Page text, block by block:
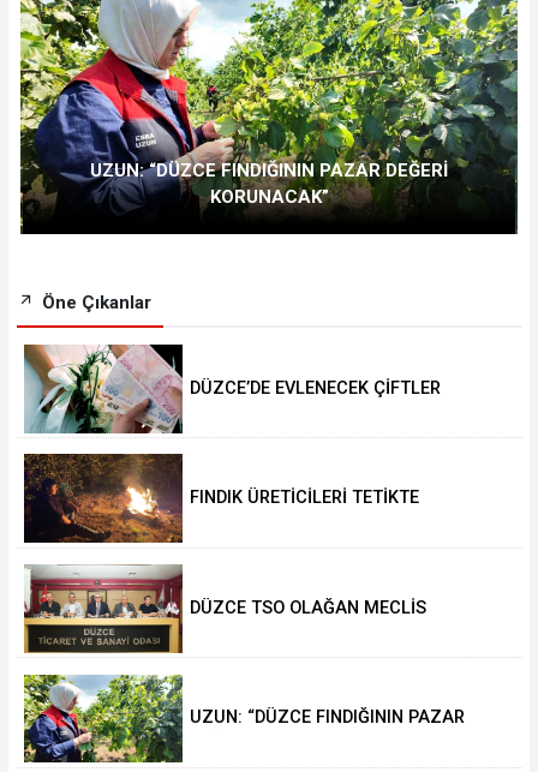
UZUN: “DÜZCE FINDIĞININ PAZAR DEĞERİ
KORUNACAK”
Öne Çıkanlar
DÜZCE’DE EVLENECEK ÇİFTLER
FINDIK ÜRETİCİLERİ TETİKTE
DÜZCE TSO OLAĞAN MECLİS
UZUN: “DÜZCE FINDIĞININ PAZAR